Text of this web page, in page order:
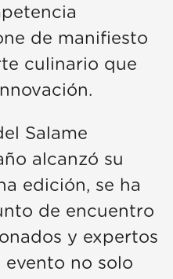
de manifiesto
culinario que
Salame
alcanzó su
edición, se ha
de encuentro
y expertos
evento no solo